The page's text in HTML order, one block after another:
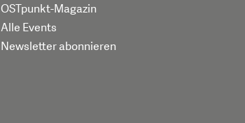
OSTpunkt-Magazin
Alle Events
Newsletter abonnieren